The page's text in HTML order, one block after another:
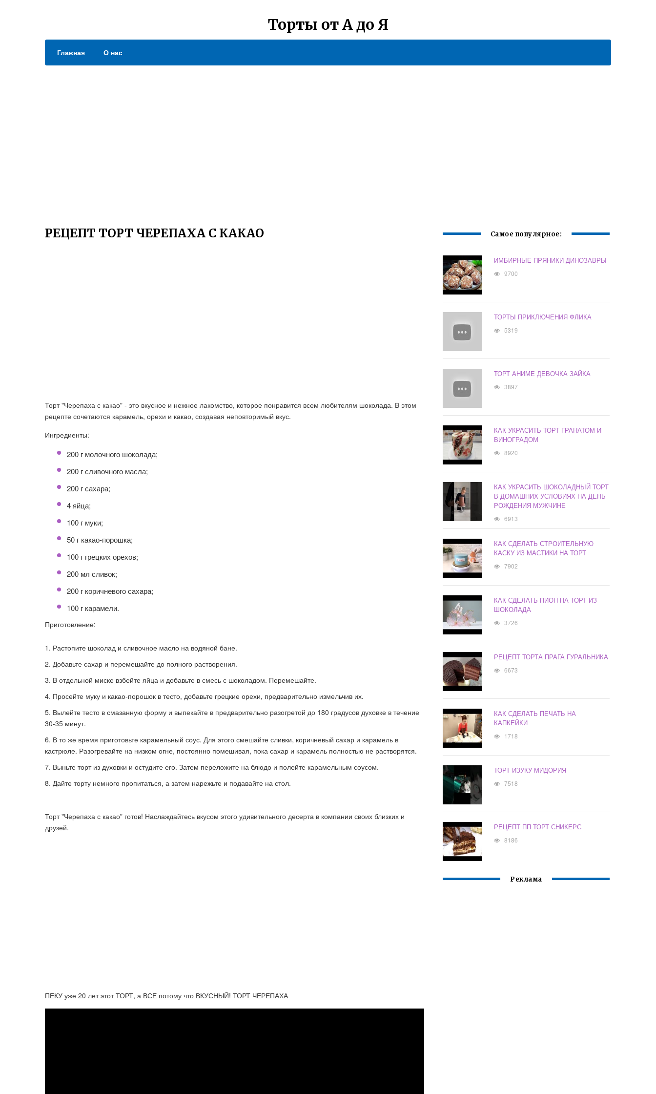
Торты от А до Я
Главная О нас
РЕЦЕПТ ТОРТ ЧЕРЕПАХА С КАКАО
Торт "Черепаха с какао" - это вкусное и нежное лакомство, которое понравится всем любителям шоколада. В этом
рецепте сочетаются карамель, орехи и какао, создавая неповторимый вкус.
Ингредиенты:
200 г молочного шоколада;
200 г сливочного масла;
200 г сахара;
4 яйца;
100 г муки;
50 г какао-порошка;
100 г грецких орехов;
200 мл сливок;
200 г коричневого сахара;
100 г карамели.
Приготовление:
Растопите шоколад и сливочное масло на водяной бане.
Добавьте сахар и перемешайте до полного растворения.
В отдельной миске взбейте яйца и добавьте в смесь с шоколадом. Перемешайте.
Просейте муку и какао-порошок в тесто, добавьте грецкие орехи, предварительно измельчив их.
Вылейте тесто в смазанную форму и выпекайте в предварительно разогретой до 180 градусов духовке в течение
30-35 минут.
В то же время приготовьте карамельный соус. Для этого смешайте сливки, коричневый сахар и карамель в
кастрюле. Разогревайте на низком огне, постоянно помешивая, пока сахар и карамель полностью не растворятся.
Выньте торт из духовки и остудите его. Затем переложите на блюдо и полейте карамельным соусом.
Дайте торту немного пропитаться, а затем нарежьте и подавайте на стол.
Торт "Черепаха с какао" готов! Наслаждайтесь вкусом этого удивительного десерта в компании своих близких и
друзей.
ПЕКУ уже 20 лет этот ТОРТ, а ВСЕ потому что ВКУСНЫЙ! ТОРТ ЧЕРЕПАХА
Самое популярное:
ИМБИРНЫЕ ПРЯНИКИ ДИНОЗАВРЫ
9700
ТОРТЫ ПРИКЛЮЧЕНИЯ ФЛИКА
5319
ТОРТ АНИМЕ ДЕВОЧКА ЗАЙКА
3897
КАК УКРАСИТЬ ТОРТ ГРАНАТОМ И
ВИНОГРАДОМ
8920
КАК УКРАСИТЬ ШОКОЛАДНЫЙ ТОРТ
В ДОМАШНИХ УСЛОВИЯХ НА ДЕНЬ
РОЖДЕНИЯ МУЖЧИНЕ
6913
КАК СДЕЛАТЬ СТРОИТЕЛЬНУЮ
КАСКУ ИЗ МАСТИКИ НА ТОРТ
7902
КАК СДЕЛАТЬ ПИОН НА ТОРТ ИЗ
ШОКОЛАДА
3726
РЕЦЕПТ ТОРТА ПРАГА ГУРАЛЬНИКА
6673
КАК СДЕЛАТЬ ПЕЧАТЬ НА
КАПКЕЙКИ
1718
ТОРТ ИЗУКУ МИДОРИЯ
7518
РЕЦЕПТ ПП ТОРТ СНИКЕРС
8186
Реклама